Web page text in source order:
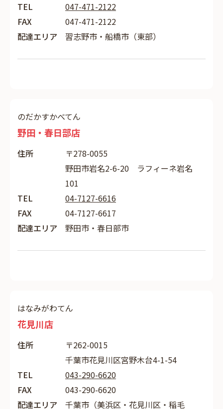
TEL
047-471-2122
FAX
047-471-2122
配達エリア
習志野市・船橋市（東部）
のだかすかべてん
野田・春日部店
住所
〒278-0055
野田市岩名2-6-20 ラフィーネ岩名
101
TEL
04-7127-6616
FAX
04-7127-6617
配達エリア
野田市・春日部市
はなみがわてん
花見川店
住所
〒262-0015
千葉市花見川区宮野木台4-1-54
TEL
043-290-6620
FAX
043-290-6620
配達エリア
千葉市（美浜区・花見川区・稲毛